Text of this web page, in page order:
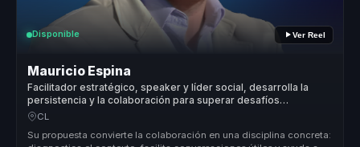
Disponible Ver Reel
Mauricio Espina
Facilitador estratégico, speaker y líder social, desarrolla la
persistencia y la colaboración para superar desafíos
complejos sin colapsar en el camino
CL
Su propuesta convierte la colaboración en una disciplina concreta: